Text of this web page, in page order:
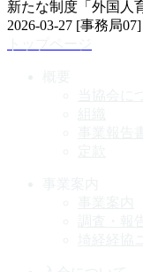
新たな制度「外国人
2026-03-27 [事務局07]